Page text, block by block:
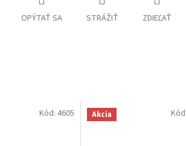
OPÝTAŤ SA STRÁŽIŤ ZDIEĽAŤ
Kód: 4605 Akcia Kód: